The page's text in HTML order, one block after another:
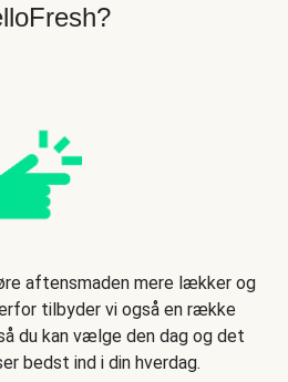
aftensmaden mere lækker og
tilbyder vi også en række
du kan vælge den dag og det
bedst ind i din hverdag.